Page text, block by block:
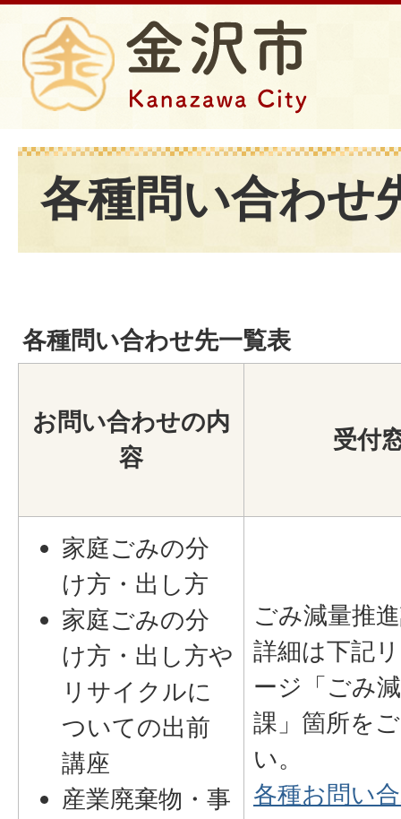
各種問い合わせ
各種問い合わせ先一覧表
お問い合わせの内
容
受付
家庭ごみの分
け方・出し方
家庭ごみの分
け方・出し方や
リサイクルに
ついての出前
講座
産業廃棄物・事
ごみ減量推
詳細は下記
ージ「ごみ
課」箇所を
い。
各種お問い